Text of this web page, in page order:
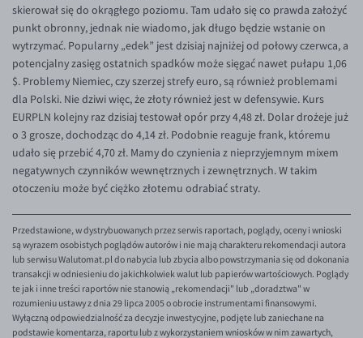
EUR/JPY
EUR/NZD
EUR/RON
EUR/SGD
EUR/TRY
EUR/ZAR
GBP/USD
GBP/CHF
skierował się do okrągłego poziomu. Tam udało się co prawda założyć
punkt obronny, jednak nie wiadomo, jak długo będzie wstanie on
wytrzymać. Popularny „edek” jest dzisiaj najniżej od połowy czerwca, a
potencjalny zasięg ostatnich spadków może sięgać nawet pułapu 1,06
$. Problemy Niemiec, czy szerzej strefy euro, są również problemami
dla Polski. Nie dziwi więc, że złoty również jest w defensywie. Kurs
EURPLN kolejny raz dzisiaj testował opór przy 4,48 zł. Dolar drożeje już
o 3 grosze, dochodząc do 4,14 zł. Podobnie reaguje frank, któremu
udało się przebić 4,70 zł. Mamy do czynienia z nieprzyjemnym mixem
negatywnych czynników wewnętrznych i zewnętrznych. W takim
otoczeniu może być ciężko złotemu odrabiać straty.
Przedstawione, w dystrybuowanych przez serwis raportach, poglądy, oceny i wnioski
są wyrazem osobistych poglądów autorów i nie mają charakteru rekomendacji autora
lub serwisu Walutomat.pl do nabycia lub zbycia albo powstrzymania się od dokonania
transakcji w odniesieniu do jakichkolwiek walut lub papierów wartościowych. Poglądy
te jak i inne treści raportów nie stanowią „rekomendacji" lub „doradztwa" w
rozumieniu ustawy z dnia 29 lipca 2005 o obrocie instrumentami finansowymi.
Wyłączną odpowiedzialność za decyzje inwestycyjne, podjęte lub zaniechane na
podstawie komentarza, raportu lub z wykorzystaniem wniosków w nim zawartych,